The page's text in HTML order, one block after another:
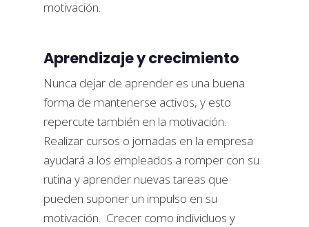
motivación.
Aprendizaje y crecimiento
Nunca dejar de aprender es una buena
forma de mantenerse activos, y esto
repercute también en la motivación.
Realizar cursos o jornadas en la empresa
ayudará a los empleados a romper con su
rutina y aprender nuevas tareas que
pueden suponer un impulso en su
motivación. Crecer como individuos y